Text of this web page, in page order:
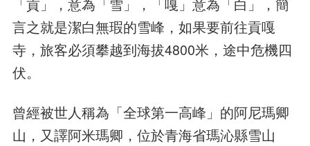
「貢」，意為「雪」，「嘎」意為「白」，簡
言之就是潔白無瑕的雪峰，如果要前往貢嘎
寺，旅客必須攀越到海拔4800米，途中危機四
伏。
曾經被世人稱為「全球第一高峰」的阿尼瑪卿
山，又譯阿米瑪卿，位於青海省瑪沁縣雪山